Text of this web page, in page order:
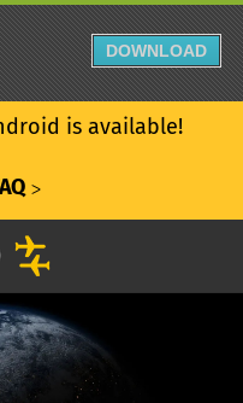
is available!
ᐳ
DOWNLOAD